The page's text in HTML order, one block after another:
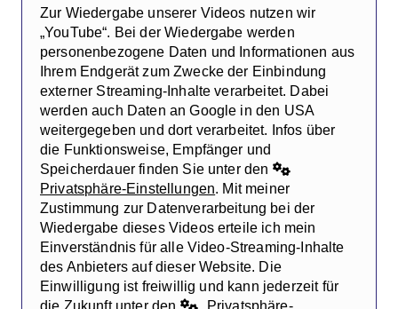
Zur Wiedergabe unserer Videos nutzen wir
„YouTube“. Bei der Wiedergabe werden
personenbezogene Daten und Informationen aus
Ihrem Endgerät zum Zwecke der Einbindung
externer Streaming-Inhalte verarbeitet. Dabei
werden auch Daten an Google in den USA
weitergegeben und dort verarbeitet. Infos über
die Funktionsweise, Empfänger und
Speicherdauer finden Sie unter den
Privatsphäre-Einstellungen. Mit meiner
Zustimmung zur Datenverarbeitung bei der
Wiedergabe dieses Videos erteile ich mein
Einverständnis für alle Video-Streaming-Inhalte
des Anbieters auf dieser Website. Die
Einwilligung ist freiwillig und kann jederzeit für
die Zukunft unter den
Privatsphäre-